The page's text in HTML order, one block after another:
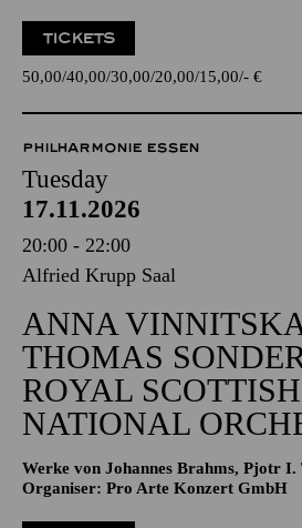
TICKETS
50,00 40,00 30,00 20,00 15,00 - €
PHILHARMONIE ESSEN
Tuesday
17.11.2026
20:00 - 22:00
Alfried Krupp Saal
ANNA
THOMAS
ROYAL SCOTTISH
NATIONAL
Werke von Johannes Brahms, Pjotr I.
Organiser: Pro Arte Konzert GmbH